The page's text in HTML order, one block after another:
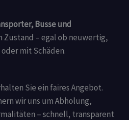
Busse und
Zustand – egal ob neuwertig,
mit Schäden.
Sie ein faires Angebot.
wir uns um Abholung,
– schnell, transparent